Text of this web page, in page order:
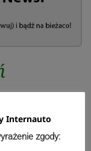
Internauto
zgody: